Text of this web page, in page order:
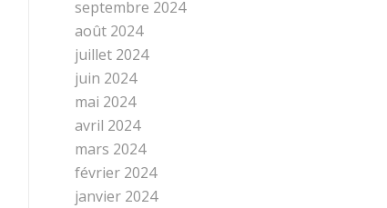
septembre 2024
août 2024
juillet 2024
juin 2024
mai 2024
avril 2024
mars 2024
février 2024
janvier 2024